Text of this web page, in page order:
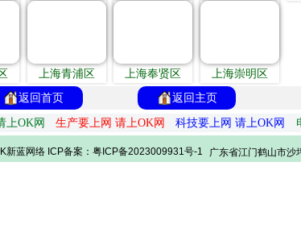
上海青浦区 上海奉贤区
上海崇明区
返回首页
返回主页
上OK网 生产要上网 请上OK网 科技要上网 请上OK网
新蓝网络 ICP备案：粤ICP备2023009931号-1 广东省江门鹤山市